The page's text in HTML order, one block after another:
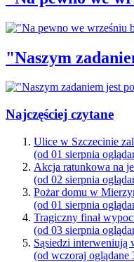
"Naszym
Najczęściej czytane
Ulice w Szczecinie
(od 01 sierpnia
Akcja ratunkowa na
(od 02 sierpnia
Pożar domu w
(od 01 sierpnia
Tragiczny finał
(od 03 sierpnia
Sąsiedzi interweniują
(od wczoraj oglądane